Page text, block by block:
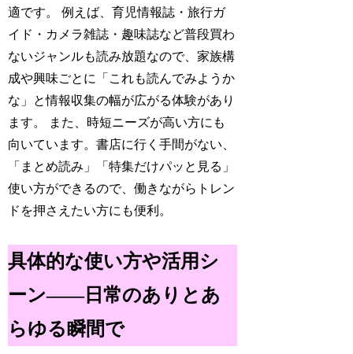
適です。 例えば、育児情報誌・旅行ガ
イド・カメラ雑誌・趣味誌など普段買わ
ないジャンルも読み放題なので、家族構
成や興味ごとに「これも読んでみようか
な」と情報収集の幅が広がる体験があり
ます。 また、時短ニーズが高い方にも
向いています。書店に行く手間がない、
「まとめ読み」「特集だけパッと見る」
使い方ができるので、働きながらトレン
ドを押さえたい方にも便利。
具体的な使い方や活用シ
ーン――日常のありとあ
らゆる瞬間で